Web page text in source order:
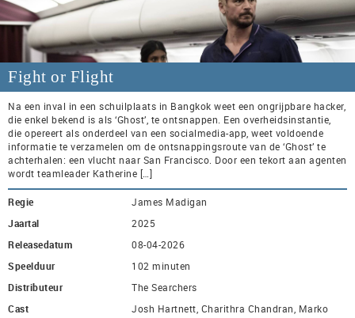
Fight or Flight
Na een inval in een schuilplaats in Bangkok weet een ongrijpbare hacker,
die enkel bekend is als ‘Ghost’, te ontsnappen. Een overheidsinstantie,
die opereert als onderdeel van een socialmedia-app, weet voldoende
informatie te verzamelen om de ontsnappingsroute van de ‘Ghost’ te
achterhalen: een vlucht naar San Francisco. Door een tekort aan agenten
wordt teamleader Katherine […]
Regie
James Madigan
Jaartal
2025
Releasedatum
08-04-2026
Speelduur
102 minuten
Distributeur
The Searchers
Cast
Josh Hartnett, Charithra Chandran, Marko